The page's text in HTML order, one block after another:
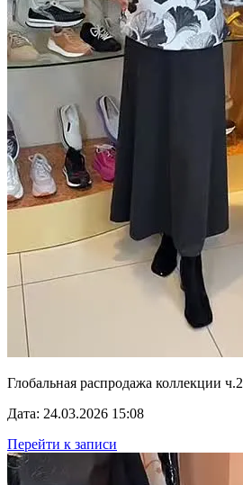
Глобальная распродажа коллекции ч.2
Дата: 24.03.2026 15:08
Перейти к записи